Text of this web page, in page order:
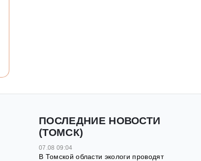
ПОСЛЕДНИЕ НОВОСТИ
(ТОМСК)
07.08 09:04
В Томской области экологи проводят